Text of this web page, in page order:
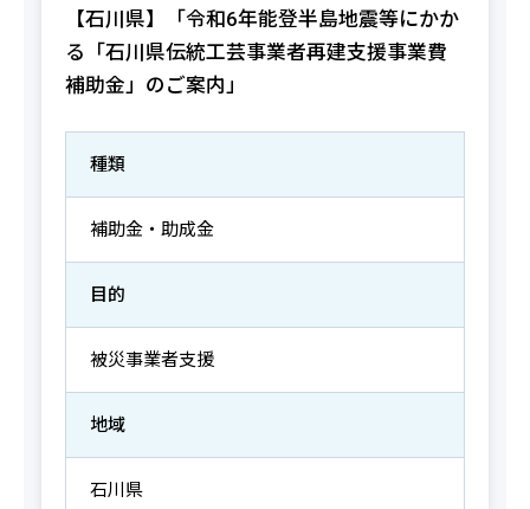
【石川県】「令和6年能登半島地震等にかか
る「石川県伝統工芸事業者再建支援事業費
補助金」のご案内」
種類
補助金・助成金
目的
被災事業者支援
地域
石川県